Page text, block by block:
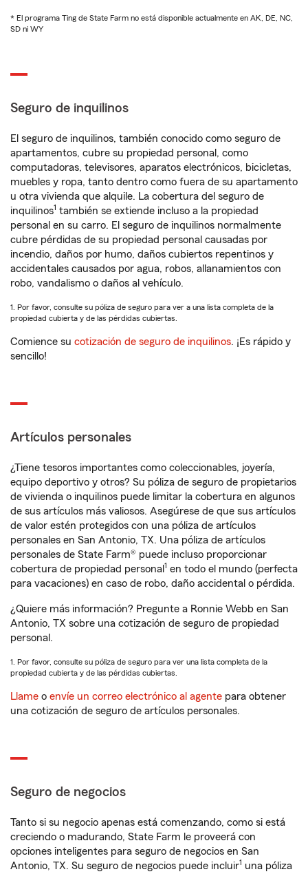
* El programa Ting de State Farm no está disponible actualmente en AK, DE, NC,
SD ni WY
Seguro de inquilinos
El seguro de inquilinos, también conocido como seguro de
apartamentos, cubre su propiedad personal, como
computadoras, televisores, aparatos electrónicos, bicicletas,
muebles y ropa, tanto dentro como fuera de su apartamento
u otra vivienda que alquile. La cobertura del seguro de
inquilinos1 también se extiende incluso a la propiedad
personal en su carro. El seguro de inquilinos normalmente
cubre pérdidas de su propiedad personal causadas por
incendio, daños por humo, daños cubiertos repentinos y
accidentales causados por agua, robos, allanamientos con
robo, vandalismo o daños al vehículo.
1. Por favor, consulte su póliza de seguro para ver a una lista completa de la
propiedad cubierta y de las pérdidas cubiertas.
Comience su cotización de seguro de inquilinos. ¡Es rápido y
sencillo!
Artículos personales
¿Tiene tesoros importantes como coleccionables, joyería,
equipo deportivo y otros? Su póliza de seguro de propietarios
de vivienda o inquilinos puede limitar la cobertura en algunos
de sus artículos más valiosos. Asegúrese de que sus artículos
de valor estén protegidos con una póliza de artículos
personales en San Antonio, TX. Una póliza de artículos
personales de State Farm® puede incluso proporcionar
cobertura de propiedad personal 1 en todo el mundo (perfecta
para vacaciones) en caso de robo, daño accidental o pérdida.
¿Quiere más información? Pregunte a Ronnie Webb en San
Antonio, TX sobre una cotización de seguro de propiedad
personal.
1. Por favor, consulte su póliza de seguro para ver una lista completa de la
propiedad cubierta y de las pérdidas cubiertas.
Llame o envíe un correo electrónico al agente para obtener
una cotización de seguro de artículos personales.
Seguro de negocios
Tanto si su negocio apenas está comenzando, como si está
creciendo o madurando, State Farm le proveerá con
opciones inteligentes para seguro de negocios en San
Antonio, TX. Su seguro de negocios puede incluir1 una póliza